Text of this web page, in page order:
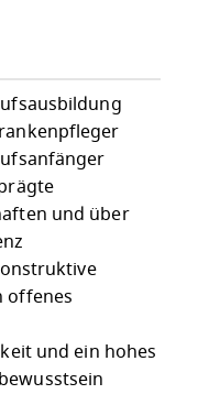
und über
offenes
und ein hohes